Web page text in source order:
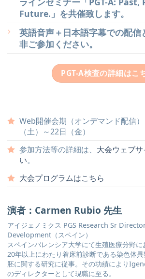
Future.」を共催致します。
英語音声＋日本語字幕での配信
非ご参加ください。
PGT-A検査の詳細はこ
Web開催会期（オンデマンド配信
（土）～22日（金）
参加方法等の詳細は、 大会ウェブ
い。
大会プログラムはこちら
演者：Carmen Rubio 先生
アイジェノミクス PGS Research Sr
Development（スペイン）
スペインバレンシア大学にて生殖医療分野に
20年以上にわたり着床前診断である染色体
胚に関する研究に従事。その功績により
のディレクターとして現職に至る。